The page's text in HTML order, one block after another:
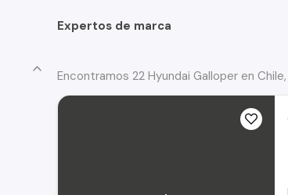
Expertos de marca
Encontramos 22 Hyundai Galloper en